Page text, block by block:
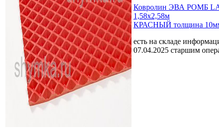
Ковролин ЭВА РОМБ
1,58х2,58м
КРАСНЫЙ толщина
есть на складе
07.04.2025 старшим